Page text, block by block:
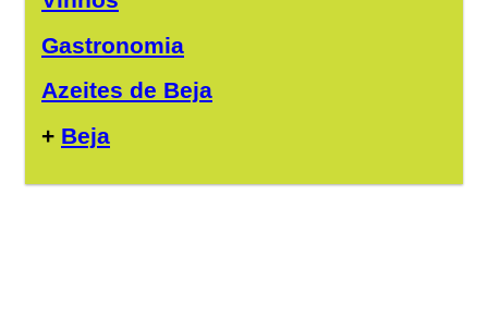
Gastronomia
Azeites de Beja
+ Beja